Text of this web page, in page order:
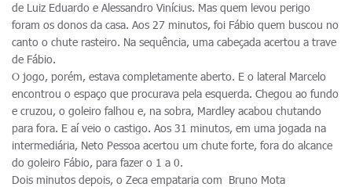
de Luiz Eduardo e Alessandro Vinícius. Mas quem levou perigo
foram os donos da casa. Aos 27 minutos, foi Fábio quem buscou no
canto o chute rasteiro. Na sequência, uma cabeçada acertou a trave
de Fábio.
O jogo, porém, estava completamente aberto. E o lateral Marcelo
encontrou o espaço que procurava pela esquerda. Chegou ao fundo
e cruzou, o goleiro falhou e, na sobra, Mardley acabou chutando
para fora. E aí veio o castigo. Aos 31 minutos, em uma jogada na
intermediária, Neto Pessoa acertou um chute forte, fora do alcance
do goleiro Fábio, para fazer o 1 a 0.
Dois minutos depois, o Zeca empataria com Bruno Mota